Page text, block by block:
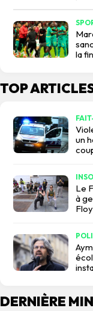
la
TOP
un
Le
à
DERNIÈRE